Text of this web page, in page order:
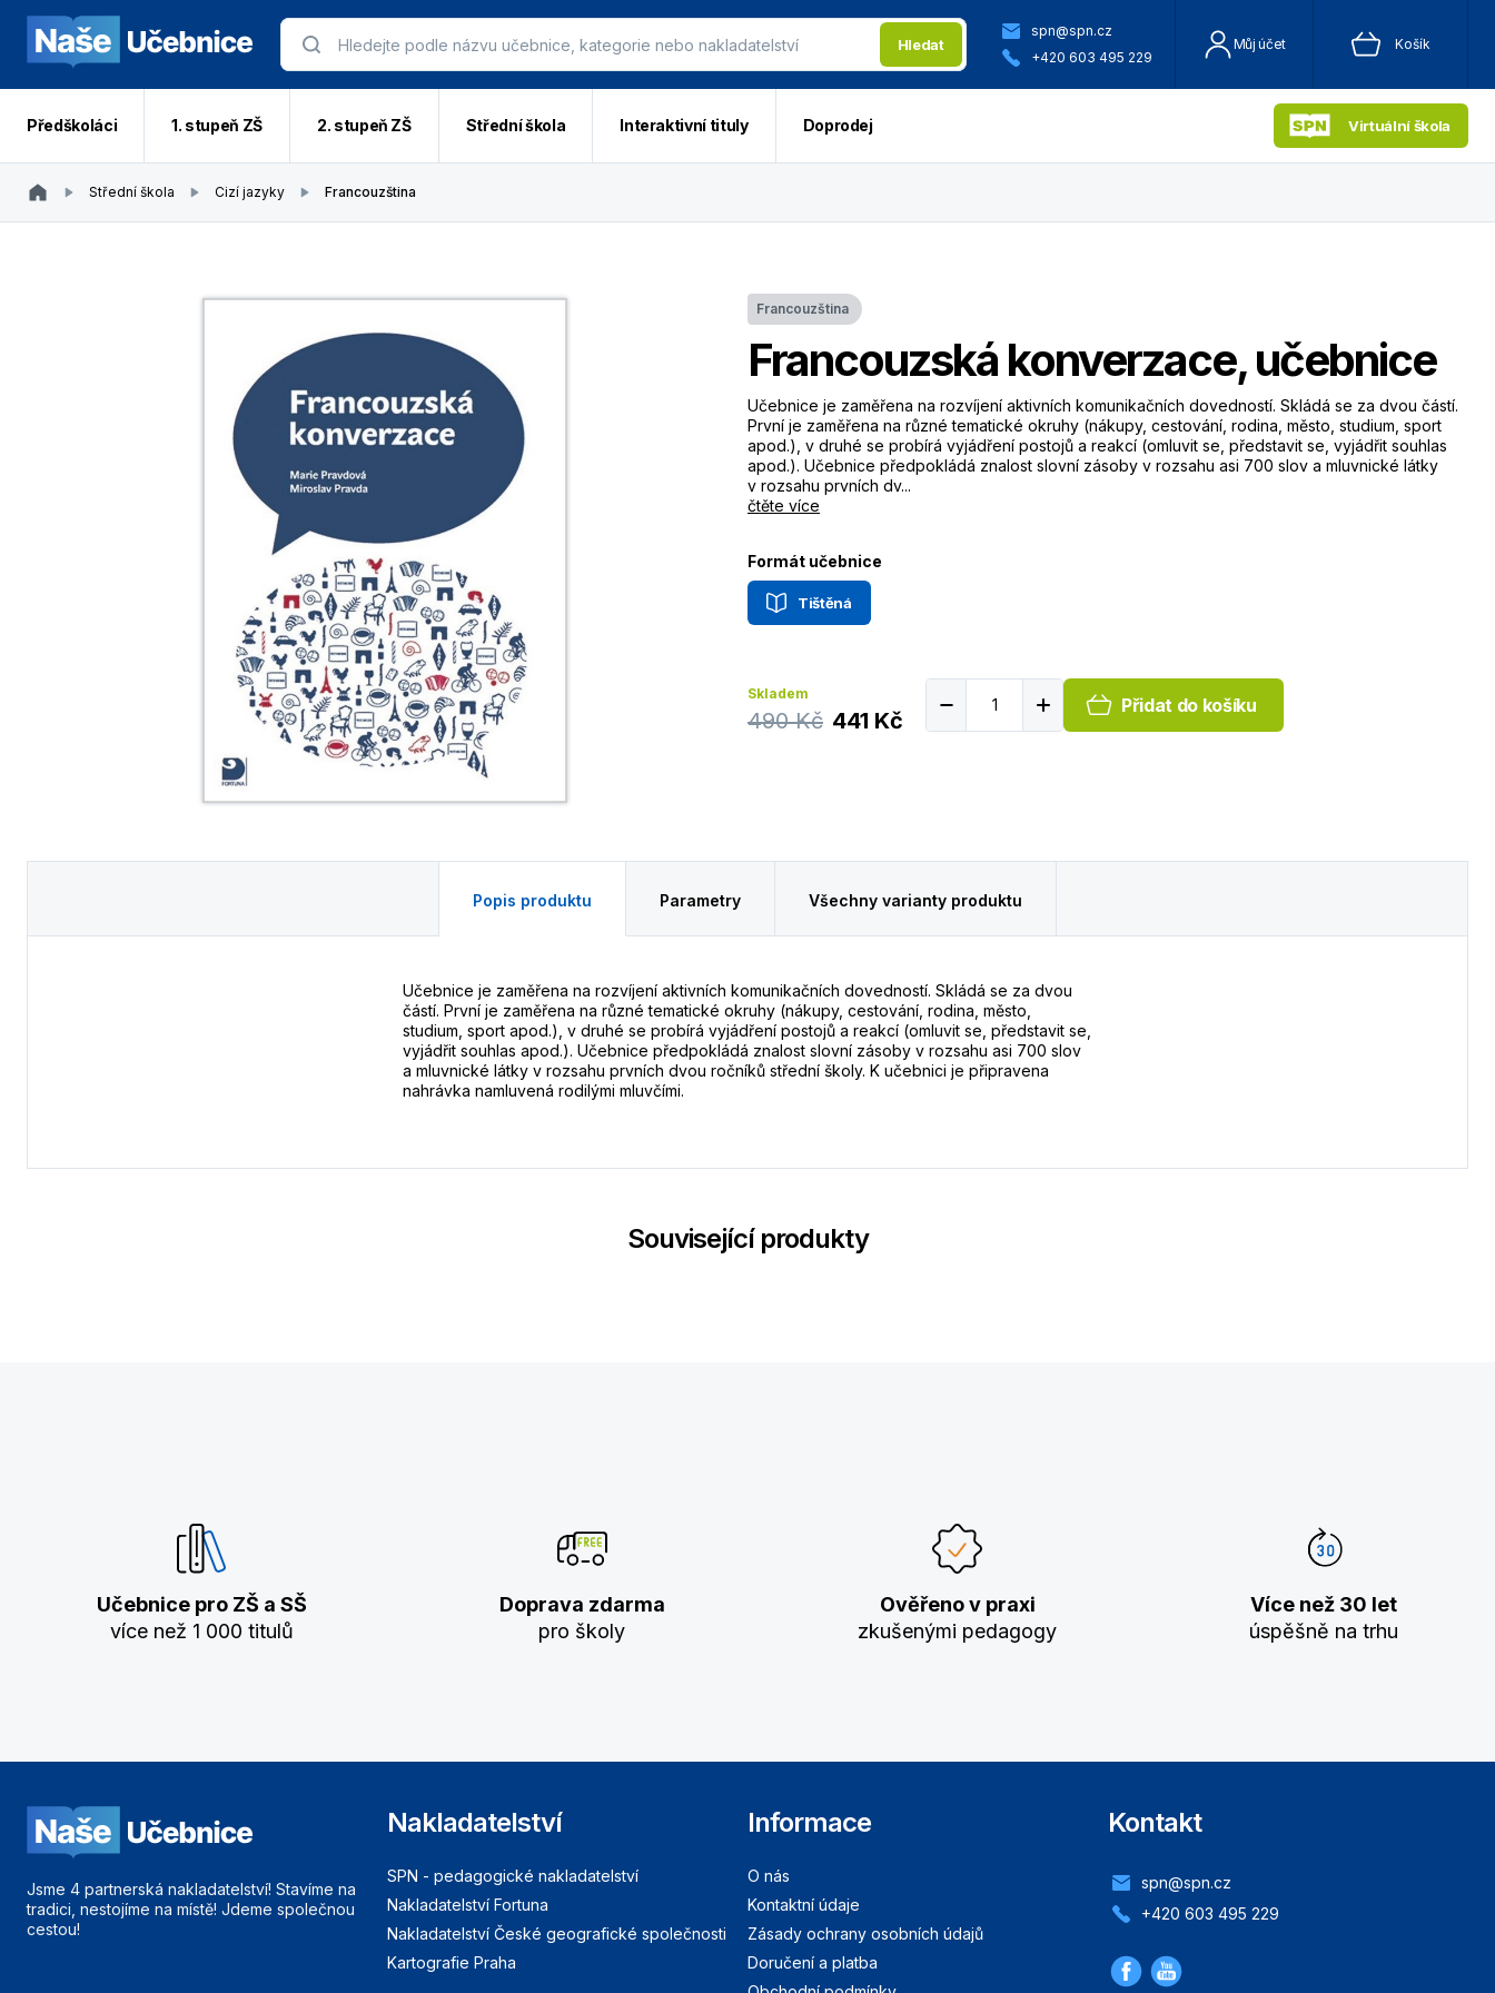
Hledat
spn@spn.cz
+420 603 495 229
Můj účet Košík
Předškoláci 1. stupeň ZŠ 2. stupeň ZŠ Střední škola Interaktivní tituly Doprodej Virtuální škola
Střední škola Cizí jazyky Francouzština
Francouzština
Francouzská konverzace, učebnice
Učebnice je zaměřena na rozvíjení aktivních komunikačních dovedností. Skládá se za dvou částí.
První je zaměřena na různé tematické okruhy (nákupy, cestování, rodina, město, studium, sport
apod.), v druhé se probírá vyjádření postojů a reakcí (omluvit se, představit se, vyjádřit souhlas
apod.). Učebnice předpokládá znalost slovní zásoby v rozsahu asi 700 slov a mluvnické látky
v rozsahu prvních dv...
čtěte více
Formát učebnice
Tištěná
Skladem
490 Kč 441 Kč
Přidat do košíku
Popis produktu Parametry Všechny varianty produktu
Učebnice je zaměřena na rozvíjení aktivních komunikačních dovedností. Skládá se za dvou
částí. První je zaměřena na různé tematické okruhy (nákupy, cestování, rodina, město,
studium, sport apod.), v druhé se probírá vyjádření postojů a reakcí (omluvit se, představit se,
vyjádřit souhlas apod.). Učebnice předpokládá znalost slovní zásoby v rozsahu asi 700 slov
a mluvnické látky v rozsahu prvních dvou ročníků střední školy. K učebnici je připravena
nahrávka namluvená rodilými mluvčími.
Související produkty
Učebnice pro ZŠ a SŠ
více než 1 000 titulů
Doprava zdarma
pro školy
Ověřeno v praxi
zkušenými pedagogy
Více než 30 let
úspěšně na trhu
Jsme 4 partnerská nakladatelství! Stavíme na
tradici, nestojíme na místě! Jdeme společnou
cestou!
Nakladatelství
SPN - pedagogické nakladatelství
Nakladatelství Fortuna
Nakladatelství České geografické společnosti
Kartografie Praha
Informace
O nás
Kontaktní údaje
Zásady ochrany osobních údajů
Doručení a platba
Kontakt
spn@spn.cz
+420 603 495 229